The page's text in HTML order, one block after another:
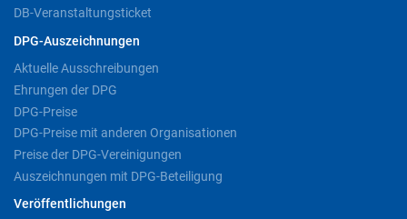
DB-Veranstaltungsticket
DPG-Auszeichnungen
Aktuelle Ausschreibungen
Ehrungen der DPG
DPG-Preise
DPG-Preise mit anderen Organisationen
Preise der DPG-Vereinigungen
Auszeichnungen mit DPG-Beteiligung
Veröffentlichungen